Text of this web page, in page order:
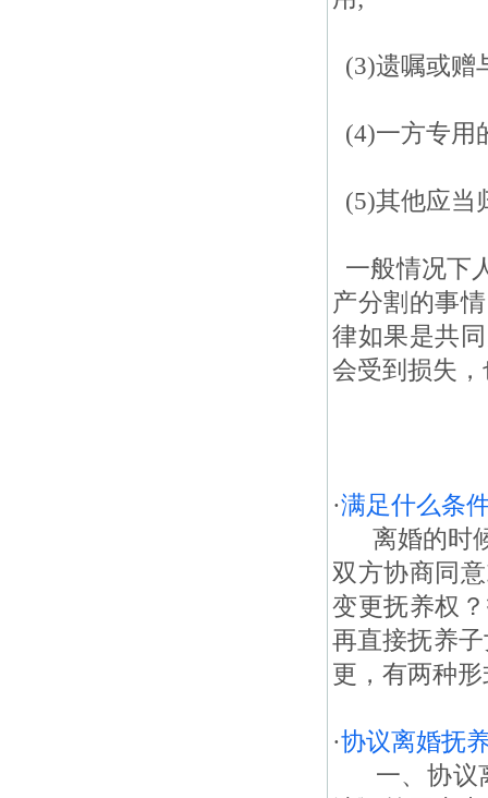
(3)遗嘱或赠
(4)一方专用
(5)其他应当
一般情况下
产分割的事
律如果是共
会受到损失
·满足什么条
离婚的时候
双方协商同
变更抚养权
再直接抚养
更，有两种
·协议离婚抚
一、协议